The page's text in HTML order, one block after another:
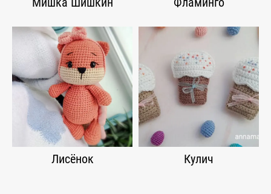
Лисёнок Кулич